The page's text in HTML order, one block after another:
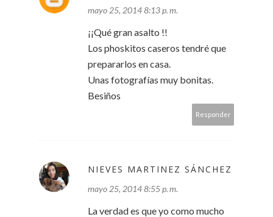
mayo 25, 2014 8:13 p. m.
¡¡Qué gran asalto !!
Los phoskitos caseros tendré que
prepararlos en casa.
Unas fotografías muy bonitas.
Besiños
Responder
NIEVES MARTINEZ SÁNCHEZ
mayo 25, 2014 8:55 p. m.
La verdad es que yo como mucho